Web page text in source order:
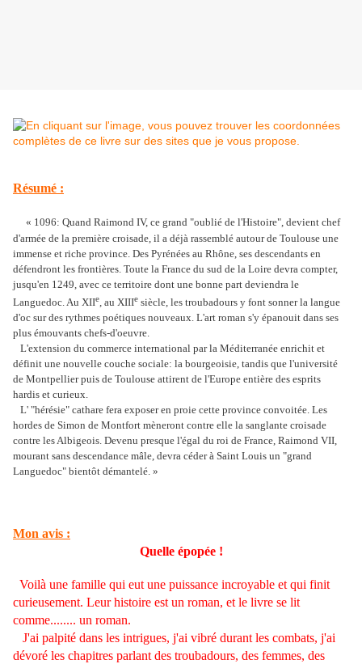
Résumé :
« 1096: Quand Raimond IV, ce grand "oublié de l'Histoire", devient chef
d'armée de la première croisade, il a déjà rassemblé autour de Toulouse une
immense et riche province. Des Pyrénées au Rhône, ses descendants en
défendront les frontières. Toute la France du sud de la Loire devra compter,
jusqu'en 1249, avec ce territoire dont une bonne part deviendra le
Languedoc. Au XIIe , au XIIIe siècle, les troubadours y font sonner la langue
d'oc sur des rythmes poétiques nouveaux. L'art roman s'y épanouit dans ses
plus émouvants chefs-d'oeuvre.
L'extension du commerce international par la Méditerranée enrichit et
définit une nouvelle couche sociale: la bourgeoisie, tandis que l'université
de Montpellier puis de Toulouse attirent de l'Europe entière des esprits
hardis et curieux.
L' "hérésie" cathare fera exposer en proie cette province convoitée. Les
hordes de Simon de Montfort mèneront contre elle la sanglante croisade
contre les Albigeois. Devenu presque l'égal du roi de France, Raimond VII,
mourant sans descendance mâle, devra céder à Saint Louis un "grand
Languedoc" bientôt démantelé. »
Mon avis :
Quelle épopée !
Voilà une famille qui eut une puissance incroyable et qui finit
curieusement. Leur histoire est un roman, et le livre se lit
comme........ un roman.
J'ai palpité dans les intrigues, j'ai vibré durant les combats, j'ai
dévoré les chapitres parlant des troubadours, des femmes, des